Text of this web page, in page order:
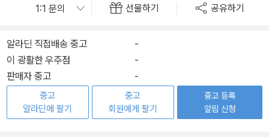
선물하기 공유하기
알라딘 직접배송 중고
-
이 광활한 우주점
-
판매자 중고
-
중고
알라딘에 팔기
중고
회원에게 팔기
중고 등록
알림 신청